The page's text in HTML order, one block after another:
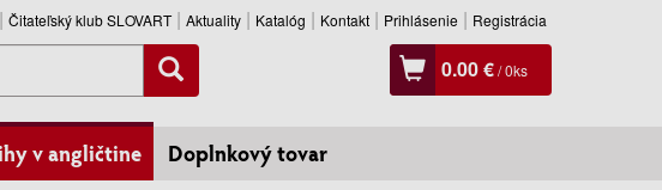
Čitateľský klub SLOVART Aktuality Katalóg Kontakt Prihlásenie Registrácia
0.00 €/0ks
v angličtine Doplnkový tovar